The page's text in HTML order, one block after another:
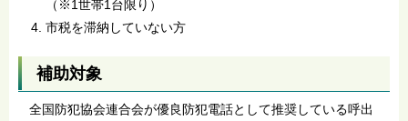
（※1世帯1台限り）
市税を滞納していない方
補助対象
全国防犯協会連合会が優良防犯電話として推奨している呼出